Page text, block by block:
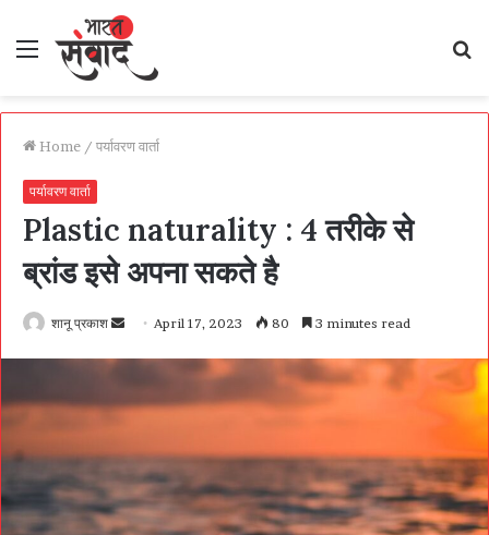
Menu
Home / पर्यावरण वार्ता
पर्यावरण वार्ता
Plastic naturality : 4 तरीके से
ब्रांड इसे अपना सकते है
शानू प्रकाश
Send April 17, 2023 80 3 minutes read